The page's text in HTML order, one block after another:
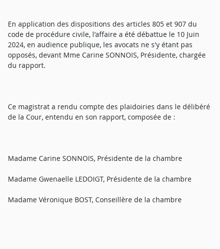
En application des dispositions des articles 805 et 907 du
code de procédure civile, l'affaire a été débattue le 10 Juin
2024, en audience publique, les avocats ne s'y étant pas
opposés, devant Mme Carine SONNOIS, Présidente, chargée
du rapport.
Ce magistrat a rendu compte des plaidoiries dans le délibéré
de la Cour, entendu en son rapport, composée de :
Madame Carine SONNOIS, Présidente de la chambre
Madame Gwenaelle LEDOIGT, Présidente de la chambre
Madame Véronique BOST, Conseillère de la chambre